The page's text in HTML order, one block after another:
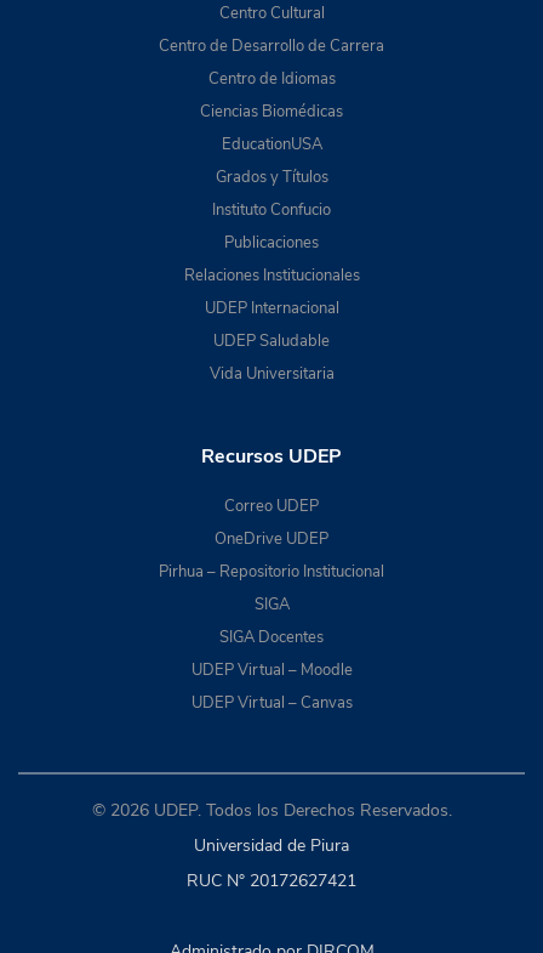
Centro Cultural
Centro de Desarrollo de Carrera
Centro de Idiomas
Ciencias Biomédicas
EducationUSA
Grados y Títulos
Instituto Confucio
Publicaciones
Relaciones Institucionales
UDEP Internacional
UDEP Saludable
Vida Universitaria
Recursos UDEP
Correo UDEP
OneDrive UDEP
Pirhua – Repositorio Institucional
SIGA
SIGA Docentes
UDEP Virtual – Moodle
UDEP Virtual – Canvas
© 2026 UDEP. Todos los Derechos Reservados.
Universidad de Piura
RUC N° 20172627421